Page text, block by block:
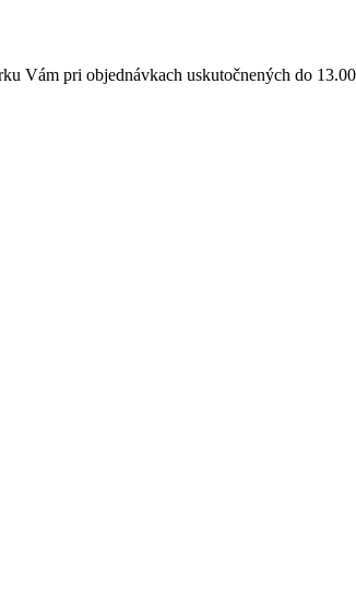
Vám pri objednávkach uskutočnených do